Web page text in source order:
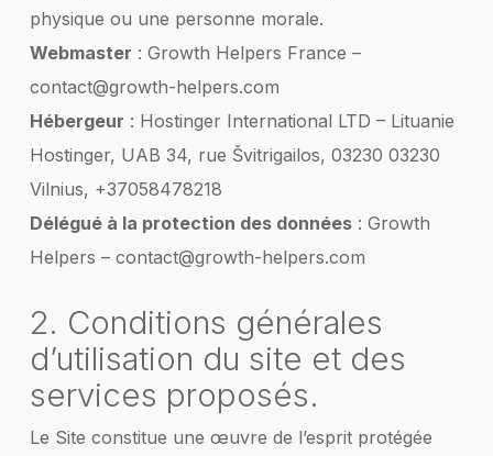
physique ou une personne morale.
Webmaster : Growth Helpers France –
contact@growth-helpers.com
Hébergeur : Hostinger International LTD – Lituanie
Hostinger, UAB 34, rue Švitrigailos, 03230 03230
Vilnius, +37058478218
Délégué à la protection des données: Growth
Helpers – contact@growth-helpers.com
2. Conditions générales
d’utilisation du site et des
services proposés.
Le Site constitue une œuvre de l’esprit protégée